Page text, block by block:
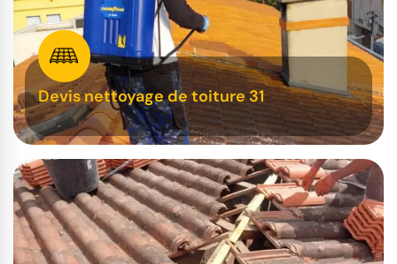
Devis nettoyage de toiture 31